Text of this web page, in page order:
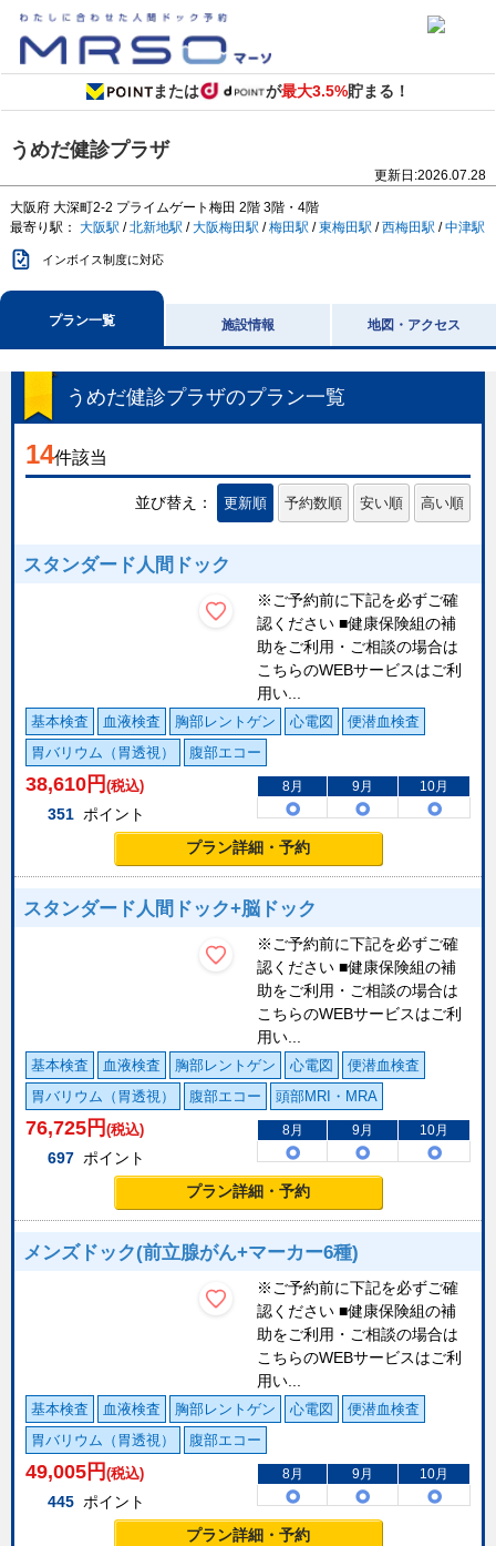
または が最大3.5%貯まる！
うめだ健診プラザ
更新日:2026.07.28
大阪府 大深町2-2 プライムゲート梅田 2階 3階・4階
最寄り駅： 大阪駅 /北新地駅 /大阪梅田駅 /梅田駅 /東梅田駅 /西梅田駅 /中津駅
インボイス制度に対応
プラン一覧 施設情報 地図・アクセス
うめだ健診プラザのプラン一覧
14件該当
並び替え： 更新順 予約数順 安い順 高い順
スタンダード人間ドック
※ご予約前に下記を必ずご確
認ください ■健康保険組の補
助をご利用・ご相談の場合は
こちらのWEBサービスはご利
用い...
基本検査 血液検査 胸部レントゲン 心電図
便潜血検査
胃バリウム（胃透視）
腹部エコー
38,610 円 (税込)
351 ポイント
8月 9月 10月
プラン詳細・予約
スタンダード人間ドック+脳ドック
※ご予約前に下記を必ずご確
認ください ■健康保険組の補
助をご利用・ご相談の場合は
こちらのWEBサービスはご利
用い...
基本検査 血液検査 胸部レントゲン 心電図
便潜血検査
胃バリウム（胃透視）
腹部エコー 頭部MRI・MRA
76,725 円 (税込)
697 ポイント
8月 9月 10月
プラン詳細・予約
メンズドック(前立腺がん+マーカー6種)
※ご予約前に下記を必ずご確
認ください ■健康保険組の補
助をご利用・ご相談の場合は
こちらのWEBサービスはご利
用い...
基本検査 血液検査 胸部レントゲン 心電図
便潜血検査
胃バリウム（胃透視）
腹部エコー
49,005 円 (税込)
445 ポイント
8月 9月 10月
プラン詳細・予約